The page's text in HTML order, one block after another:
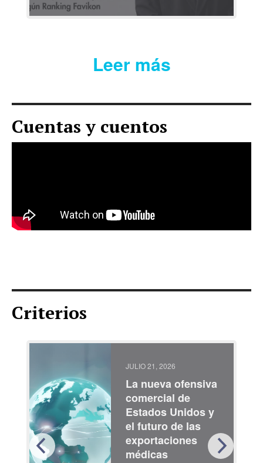
Leer más
Cuentas y cuentos
Criterios
JULIO 21, 2026
La nueva ofensiva
comercial de
Estados Unidos y
el futuro de las
exportaciones
médicas